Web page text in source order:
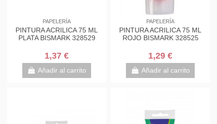
PAPELERÍA
PINTURA ACRILICA 75 ML
PLATA BISMARK 328529
1,37 €
Añadir al carrito
PAPELERÍA
PINTURA ACRILICA 75 ML
ROJO BISMARK 328525
1,29 €
Añadir al carrito